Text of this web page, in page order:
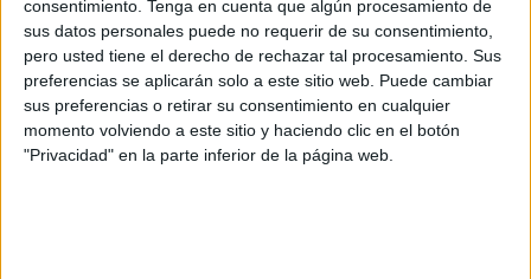
consentimiento. Tenga en cuenta que algún procesamiento de
sus datos personales puede no requerir de su consentimiento,
pero usted tiene el derecho de rechazar tal procesamiento. Sus
preferencias se aplicarán solo a este sitio web. Puede cambiar
sus preferencias o retirar su consentimiento en cualquier
momento volviendo a este sitio y haciendo clic en el botón
"Privacidad" en la parte inferior de la página web.